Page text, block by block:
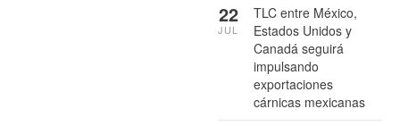
TLC entre México,
Estados Unidos y
Canadá seguirá
impulsando
exportaciones
cárnicas mexicanas
22
JUL